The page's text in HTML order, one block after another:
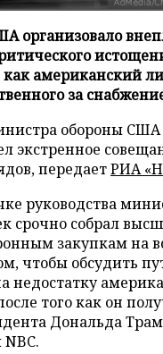
организовало
как американский
за
обороны США
экстренное
передаетРИА
руководства
срочно собрал
закупкам на
чтобы обсудить
недостатку
того как он
Дональда